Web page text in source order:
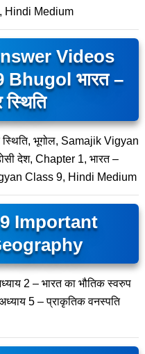
Hindi Medium
Videos
भारत –
भूगोल, Samajik Vigyan
देश, Chapter 1, भारत –
Class 9, Hindi Medium
Important
2 – भारत का भौतिक स्वरुप
5 – प्राकृतिक वनस्पति